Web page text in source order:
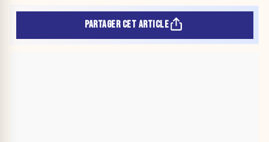
PARTAGER CET ARTICLE